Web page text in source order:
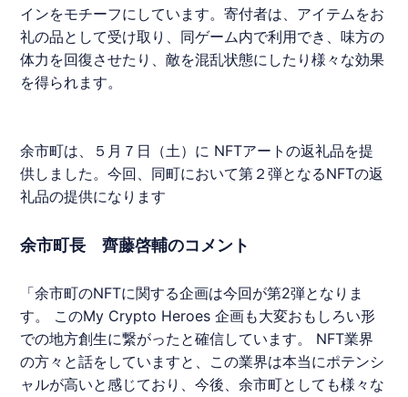
インをモチーフにしています。寄付者は、アイテムをお
礼の品として受け取り、同ゲーム内で利用でき、味方の
体力を回復させたり、敵を混乱状態にしたり様々な効果
を得られます。
余市町は、５月７日（土）に NFTアートの返礼品を提
供しました。今回、同町において第２弾となるNFTの返
礼品の提供になります
余市町長 齊藤啓輔のコメント
「余市町のNFTに関する企画は今回が第2弾となりま
す。 このMy Crypto Heroes 企画も大変おもしろい形
での地方創生に繋がったと確信しています。 NFT業界
の方々と話をしていますと、この業界は本当にポテンシ
ャルが高いと感じており、今後、余市町としても様々な